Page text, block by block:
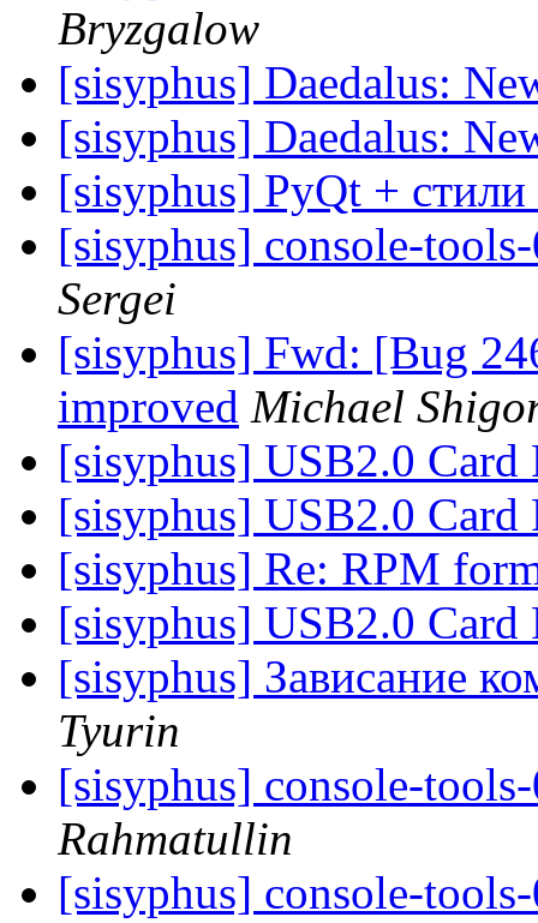
Bryzgalow
[sisyphus] Daedalus:
[sisyphus] Daedalus:
[sisyphus] PyQt +
[sisyphus] console-
Sergei
[sisyphus] Fwd: [Bug
improved Michael
[sisyphus] USB2.0 Card
[sisyphus] USB2.0 Card
[sisyphus] Re: RPM
[sisyphus] USB2.0 Card
[sisyphus] Зависание
Tyurin
[sisyphus] console-
Rahmatullin
[sisyphus] console-